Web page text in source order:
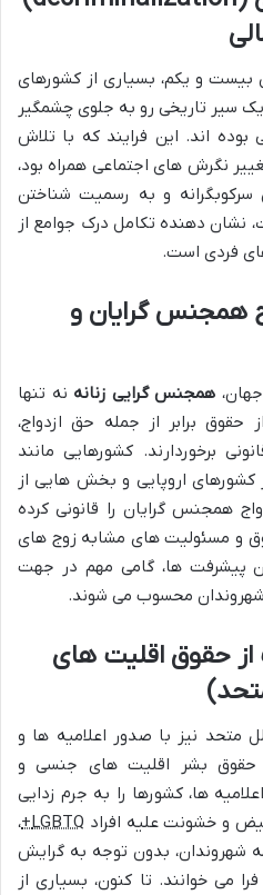
بیست و یکم، بسیاری از کشورهای
سیر تاریخی رو به جلوی چشمگیر
اند. این فرایند که با تلاش
نگرش های اجتماعی همراه بود،
سرکوبگرانه و به رسمیت شناختن
نشان دهنده تکامل درک جوامع از
های فردی است.
همجنس گرایان و
همجنس گرایی زنانه نه تنها
از حقوق برابر از جمله حق ازدواج،
برخوردارند. کشورهایی مانند
کشورهای اروپایی و بخش هایی از
همجنس گرایان را قانونی کرده
و مسئولیت های مشابه زوج های
پیشرفت ها، گامی مهم در جهت
شهروندان محسوب می شوند.
از حقوق اقلیت های
متحد نیز با صدور اعلامیه ها و
حقوق بشر اقلیت های جنسی و
ها، کشورها را به جرم زدایی
و خشونت علیه افراد LGBTQ+ ،
شهروندان، بدون توجه به گرایش
می خوانند. تا کنون، بسیاری از